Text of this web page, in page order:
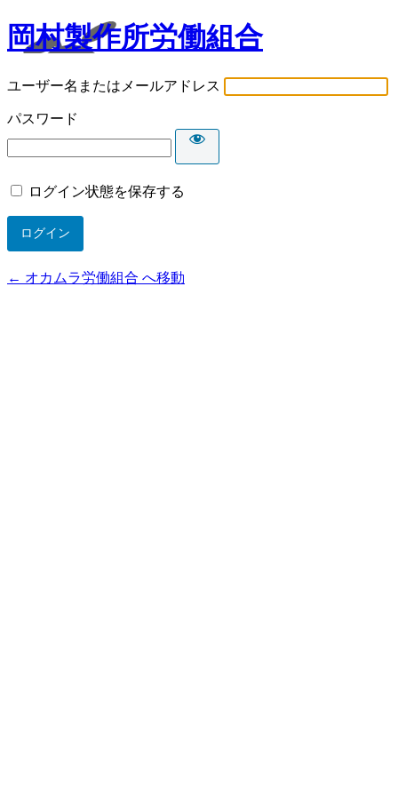
岡村製作所労働組合
ユーザー名またはメールアドレス
パスワード
ログイン状態を保存する
← オカムラ労働組合 へ移動